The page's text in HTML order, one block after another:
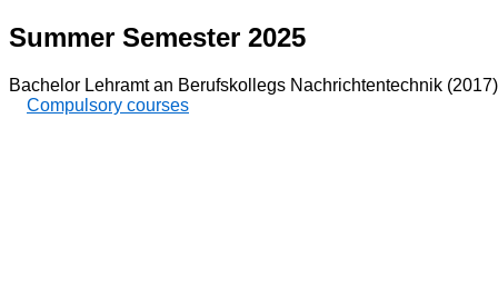
Summer Semester 2025
Bachelor Lehramt an Berufskollegs Nachrichtentechnik (2017)
Compulsory courses